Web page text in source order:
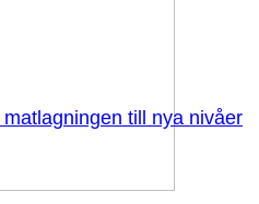
till nya nivåer